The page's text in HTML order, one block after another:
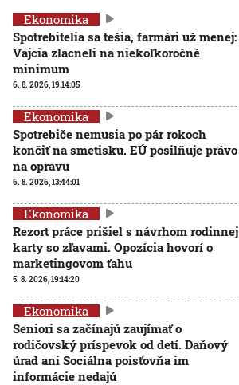
Ekonomika
Spotrebitelia sa tešia, farmári už menej:
Vajcia zlacneli na niekoľkoročné
minimum
6. 8. 2026, 19:14:05
Ekonomika
Spotrebiče nemusia po pár rokoch
končiť na smetisku. EÚ posilňuje právo
na opravu
6. 8. 2026, 13:44:01
Ekonomika
Rezort práce prišiel s návrhom rodinnej
karty so zľavami. Opozícia hovorí o
marketingovom ťahu
5. 8. 2026, 19:14:20
Ekonomika
Seniori sa začínajú zaujímať o
rodičovský príspevok od detí. Daňový
úrad ani Sociálna poisťovňa im
informácie nedajú